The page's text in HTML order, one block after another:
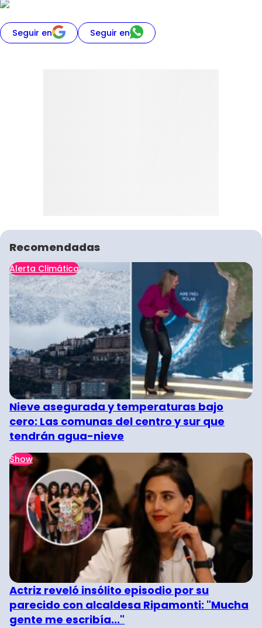
Seguir en Seguir en
Recomendadas
Alerta Climática
Nieve asegurada y temperaturas bajo
cero: Las comunas del centro y sur que
tendrán agua-nieve
Show
Actriz reveló insólito episodio por su
parecido con alcaldesa Ripamonti: "Mucha
gente me escribía..."